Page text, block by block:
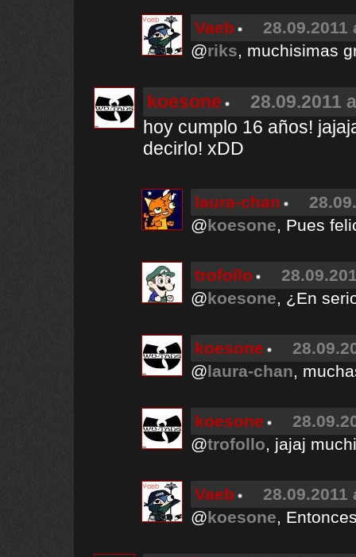
Vaeb
28.09.2011
@riks, muchisimas
koesone
28.09.2011
hoy cumplo 16 años!
decirlo! xDD
laura-chan
@koesone, Pues
trofollo
@koesone, ¿En
koesone
@laura-chan,
koesone
@trofollo, jajaj
Vaeb
28.09.2011
@koesone,